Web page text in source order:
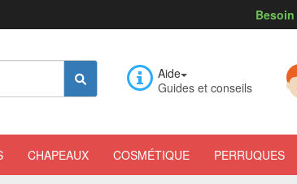
Besoin
Aide
Guides et conseils
CHAPEAUX COSMÉTIQUE PERRUQUES